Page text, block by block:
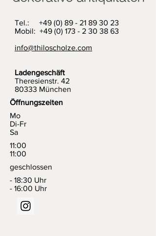
Tel.:
Mobil: +49 (0) 173 - 2 30 38 63
info@thiloscholze.com
Ladengeschäft
Theresienstr. 42
80333 München
+49 (0) 89 - 21 89 30 23
Öffnungszeiten
Mo
Di-Fr
Sa
11:00
11:00
geschlossen
- 18:30 Uhr
- 16:00 Uhr